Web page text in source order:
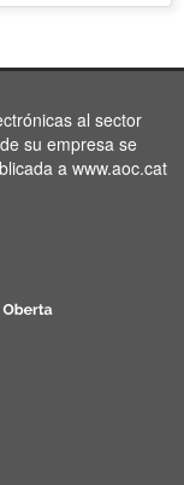
al sector
su empresa se
a www.aoc.cat